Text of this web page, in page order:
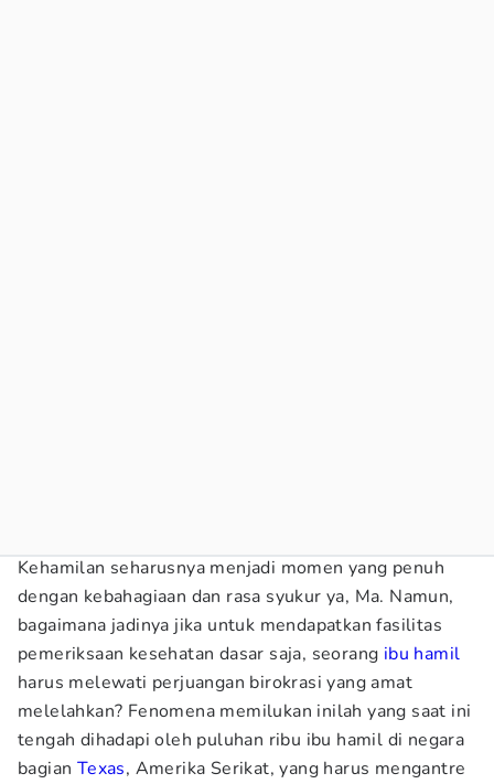
Kehamilan seharusnya menjadi momen yang penuh
dengan kebahagiaan dan rasa syukur ya, Ma. Namun,
bagaimana jadinya jika untuk mendapatkan fasilitas
pemeriksaan kesehatan dasar saja, seorang ibu hamil
harus melewati perjuangan birokrasi yang amat
melelahkan? Fenomena memilukan inilah yang saat ini
tengah dihadapi oleh puluhan ribu ibu hamil di negara
bagian Texas, Amerika Serikat, yang harus mengantre